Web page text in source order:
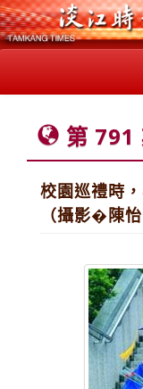
第 791
校園巡禮時
（攝影�陳